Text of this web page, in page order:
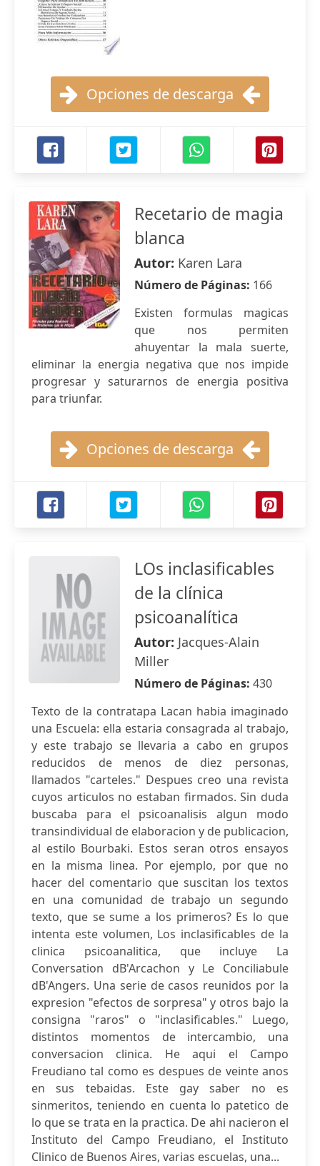
Opciones de descarga
Recetario de magia
blanca
Autor: Karen Lara
Número de Páginas: 166
Existen formulas magicas
que nos permiten
ahuyentar la mala suerte,
eliminar la energia negativa que nos impide
progresar y saturarnos de energia positiva
para triunfar.
Opciones de descarga
LOs inclasificables
de la clínica
psicoanalítica
Autor: Jacques-Alain
Miller
Número de Páginas: 430
Texto de la contratapa Lacan habia imaginado
una Escuela: ella estaria consagrada al trabajo,
y este trabajo se llevaria a cabo en grupos
reducidos de menos de diez personas,
llamados "carteles." Despues creo una revista
cuyos articulos no estaban firmados. Sin duda
buscaba para el psicoanalisis algun modo
transindividual de elaboracion y de publicacion,
al estilo Bourbaki. Estos seran otros ensayos
en la misma linea. Por ejemplo, por que no
hacer del comentario que suscitan los textos
en una comunidad de trabajo un segundo
texto, que se sume a los primeros? Es lo que
intenta este volumen, Los inclasificables de la
clinica psicoanalitica, que incluye La
Conversation dB'Arcachon y Le Conciliabule
dB'Angers. Una serie de casos reunidos por la
expresion "efectos de sorpresa" y otros bajo la
consigna "raros" o "inclasificables." Luego,
distintos momentos de intercambio, una
conversacion clinica. He aqui el Campo
Freudiano tal como es despues de veinte anos
en sus tebaidas. Este gay saber no es
sinmeritos, teniendo en cuenta lo patetico de
lo que se trata en la practica. De ahi nacieron el
Instituto del Campo Freudiano, el Instituto
Clinico de Buenos Aires, varias escuelas, una...